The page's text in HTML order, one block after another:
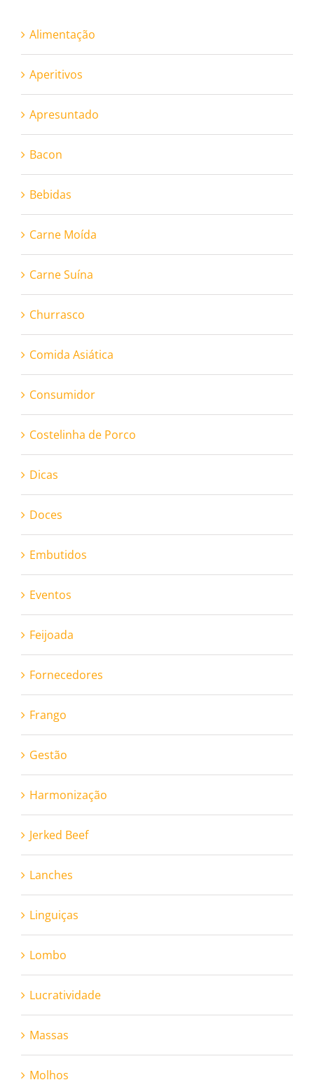
Alimentação
Aperitivos
Apresuntado
Bacon
Bebidas
Carne Moída
Carne Suína
Churrasco
Comida Asiática
Consumidor
Costelinha de Porco
Dicas
Doces
Embutidos
Eventos
Feijoada
Fornecedores
Frango
Gestão
Harmonização
Jerked Beef
Lanches
Linguiças
Lombo
Lucratividade
Massas
Molhos